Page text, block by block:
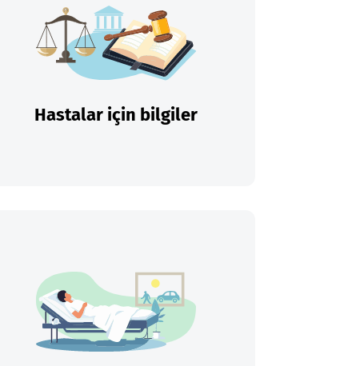
Hastalar için bilgiler